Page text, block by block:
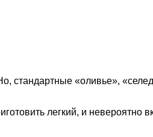
стандартные «оливье»,
легкий, и невероятно